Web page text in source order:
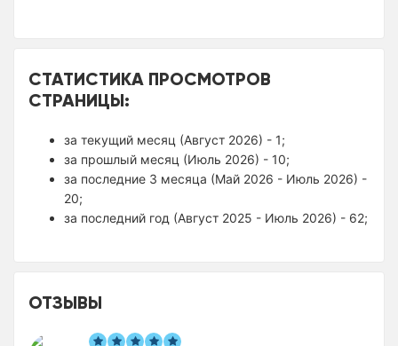
СТАТИСТИКА ПРОСМОТРОВ
СТРАНИЦЫ:
за текущий месяц (Август 2026) - 1;
за прошлый месяц (Июль 2026) - 10;
за последние 3 месяца (Май 2026 - Июль 2026) -
20;
за последний год (Август 2025 - Июль 2026) - 62;
ОТЗЫВЫ